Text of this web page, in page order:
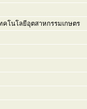
คโนโลยีอุตสาหกรรมเกษตร